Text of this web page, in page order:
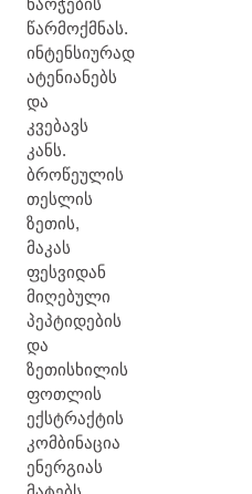
ნაოჭების
წარმოქმნას.
ინტენსიურად
ატენიანებს
და
კვებავს
კანს.
ბროწეულის
თესლის
ზეთის,
მაკას
ფესვიდან
მიღებული
პეპტიდების
და
ზეთისხილის
ფოთლის
ექსტრაქტის
კომბინაცია
ენერგიას